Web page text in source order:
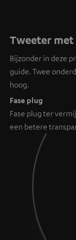
Tweeter
Bijzonder in deze
guide. Twee
hoog.
Fase plug
Fase plug ter
een betere